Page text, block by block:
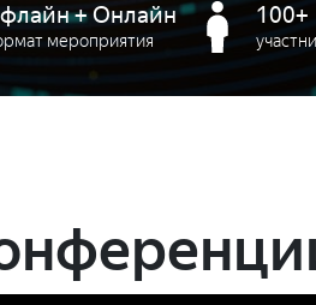
+ Онлайн
мероприятия
100+